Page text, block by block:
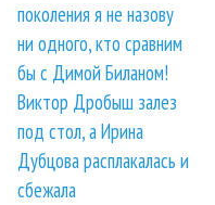
поколения я не назову
ни одного, кто сравним
бы с Димой Биланом!
Виктор Дробыш залез
под стол, а Ирина
Дубцова расплакалась и
сбежала